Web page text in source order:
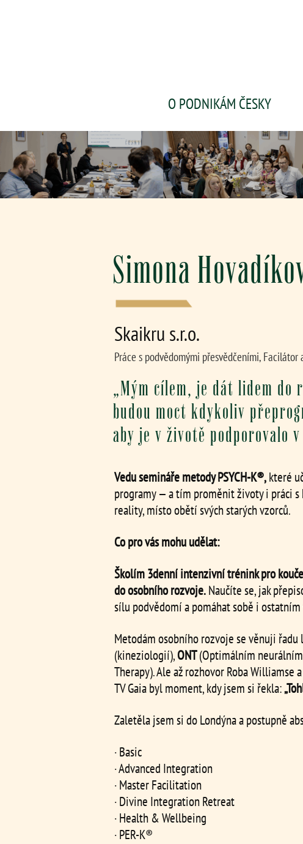
O PODNIKÁM ČESKY
Simona
Skaikru s.r.o.
Práce s podvědomými přesvědčeními, Facilátor
„Mým cílem, je dát lidem
budou moct kdykoliv
aby je v životě podporovalo
Vedu semináře metody PSYCH‑K®,které
programy — a tím proměnit životy i práci
reality, místo obětí svých starých vzorců.
Co pro vás mohu udělat:
Školím 3denní intenzivní trénink pro
do osobního rozvoje.Naučíte se, jak
sílu podvědomí a pomáhat sobě i
Metodám osobního rozvoje se věnuji
(kineziologií),ONT(Optimálním
Therapy). Ale až rozhovor Roba Williamse
TV Gaia byl moment, kdy jsem si řekla:
Zaletěla jsem si do Londýna a postupně
· Basic
· Advanced Integration
· Master Facilitation
· Divine Integration Retreat
· Health & Wellbeing
· PER‑K®